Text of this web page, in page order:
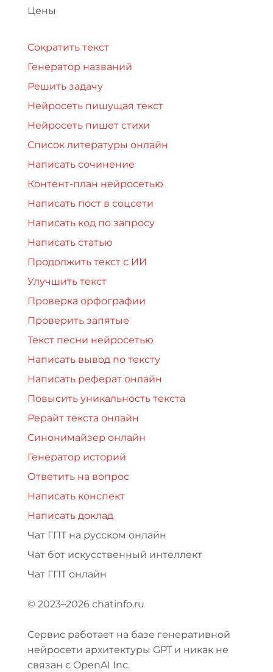
Цены
Сократить текст
Генератор названий
Решить задачу
Нейросеть пишущая текст
Нейросеть пишет стихи
Список литературы онлайн
Написать сочинение
Контент-план нейросетью
Написать пост в соцсети
Написать код по запросу
Написать статью
Продолжить текст с ИИ
Улучшить текст
Проверка орфографии
Проверить запятые
Текст песни нейросетью
Написать вывод по тексту
Написать реферат онлайн
Повысить уникальность текста
Рерайт текста онлайн
Синонимайзер онлайн
Генератор историй
Ответить на вопрос
Написать конспект
Написать доклад
Чат ГПТ на русском онлайн
Чат бот искусственный интеллект
Чат ГПТ онлайн
© 2023–2026 chatinfo.ru
Сервис работает на базе генеративной
нейросети архитектуры GPT и никак не
связан с OpenAI Inc.